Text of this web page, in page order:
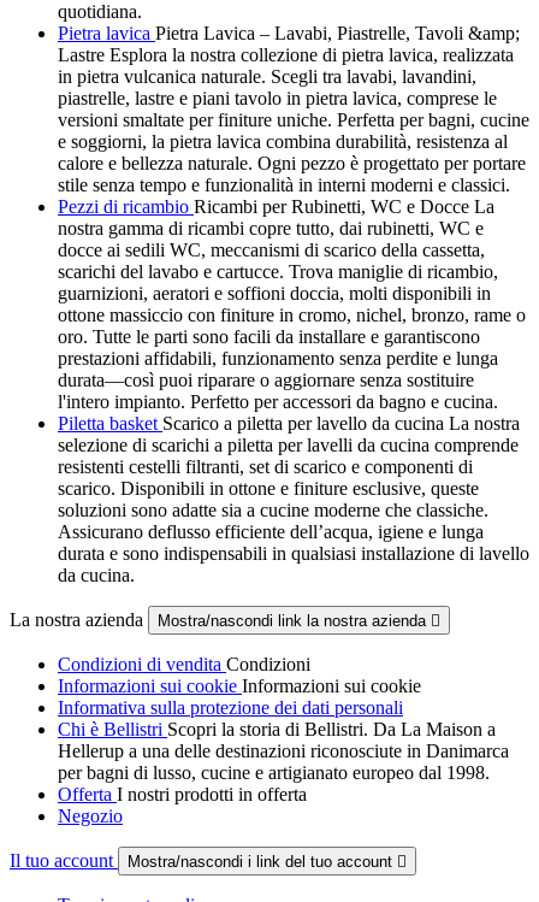
quotidiana.
Pietra lavica Pietra Lavica – Lavabi, Piastrelle, Tavoli &amp;
Lastre Esplora la nostra collezione di pietra lavica, realizzata
in pietra vulcanica naturale. Scegli tra lavabi, lavandini,
piastrelle, lastre e piani tavolo in pietra lavica, comprese le
versioni smaltate per finiture uniche. Perfetta per bagni, cucine
e soggiorni, la pietra lavica combina durabilità, resistenza al
calore e bellezza naturale. Ogni pezzo è progettato per portare
stile senza tempo e funzionalità in interni moderni e classici.
Pezzi di ricambio Ricambi per Rubinetti, WC e Docce La
nostra gamma di ricambi copre tutto, dai rubinetti, WC e
docce ai sedili WC, meccanismi di scarico della cassetta,
scarichi del lavabo e cartucce. Trova maniglie di ricambio,
guarnizioni, aeratori e soffioni doccia, molti disponibili in
ottone massiccio con finiture in cromo, nichel, bronzo, rame o
oro. Tutte le parti sono facili da installare e garantiscono
prestazioni affidabili, funzionamento senza perdite e lunga
durata—così puoi riparare o aggiornare senza sostituire
l'intero impianto. Perfetto per accessori da bagno e cucina.
Piletta basket Scarico a piletta per lavello da cucina La nostra
selezione di scarichi a piletta per lavelli da cucina comprende
resistenti cestelli filtranti, set di scarico e componenti di
scarico. Disponibili in ottone e finiture esclusive, queste
soluzioni sono adatte sia a cucine moderne che classiche.
Assicurano deflusso efficiente dell’acqua, igiene e lunga
durata e sono indispensabili in qualsiasi installazione di lavello
da cucina.
La nostra azienda Mostra/nascondi link la nostra azienda 
Condizioni di vendita Condizioni
Informazioni sui cookie Informazioni sui cookie
Informativa sulla protezione dei dati personali
Chi è Bellistri Scopri la storia di Bellistri. Da La Maison a
Hellerup a una delle destinazioni riconosciute in Danimarca
per bagni di lusso, cucine e artigianato europeo dal 1998.
Offerta I nostri prodotti in offerta
Negozio
Il tuo account Mostra/nascondi i link del tuo account 